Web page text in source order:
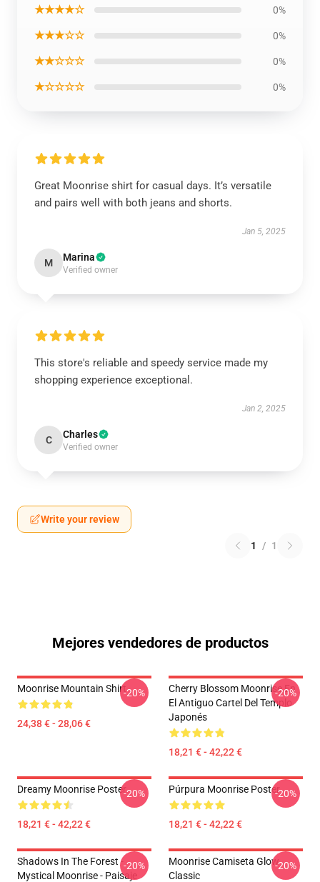
★★★★☆ 0%
★★★☆☆ 0%
★★☆☆☆ 0%
★☆☆☆☆ 0%
Great Moonrise shirt for casual days. It’s versatile
and pairs well with both jeans and shorts.
Jan 5, 2025
M Marina
Verified owner
This store's reliable and speedy service made my
shopping experience exceptional.
Jan 2, 2025
C Charles
Verified owner
Write your review
1 / 1
Mejores vendedores de productos
Moonrise Mountain Shirt
24,38 € - 28,06 €
-20%
Cherry Blossom Moonrise En
El Antiguo Cartel Del Templo
Japonés
18,21 € - 42,22 €
-20%
Dreamy Moonrise Poster
18,21 € - 42,22 €
-20% Púrpura Moonrise Poster
18,21 € - 42,22 €
-20%
Shadows In The Forest -
Mystical Moonrise - Paisaje
-20%
Moonrise Camiseta Glow
Classic
-20%